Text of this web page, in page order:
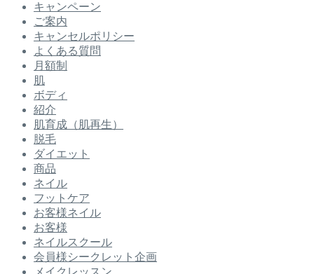
キャンペーン
ご案内
キャンセルポリシー
よくある質問
月額制
肌
ボディ
紹介
肌育成（肌再生）
脱毛
ダイエット
商品
ネイル
フットケア
お客様ネイル
お客様
ネイルスクール
会員様シークレット企画